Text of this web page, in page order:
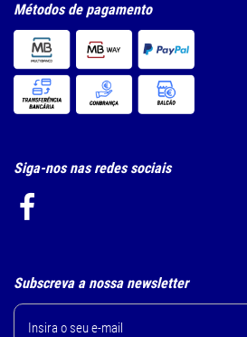
Métodos de pagamento
Siga-nos nas redes sociais
Subscreva a nossa newsletter